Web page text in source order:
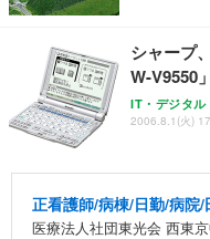
シャープ
W-V9550
IT・デジタル
2006.8.1(火)
正看護師/病棟/日勤/病院/
医療法人社団東光会 西東